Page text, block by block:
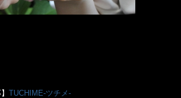
TUCHIME-ツチメ-